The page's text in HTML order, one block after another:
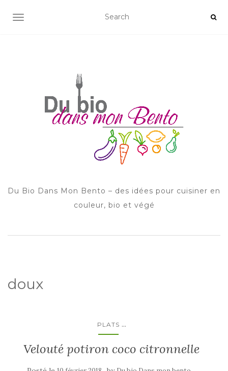
AFFICHER/MASQUER LA NAVIGATION
Du Bio Dans Mon Bento – des idées pour cuisiner en
couleur, bio et végé
doux
PLATS ...
Velouté potiron coco citronnelle